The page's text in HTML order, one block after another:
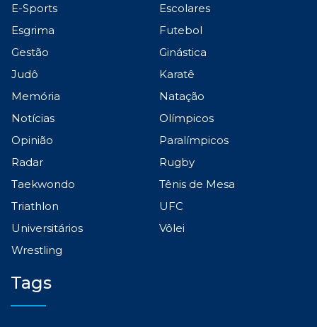
E-Sports
Escolares
Esgrima
Futebol
Gestão
Ginástica
Judô
Karatê
Memória
Natação
Notícias
Olímpicos
Opinião
Paralímpicos
Radar
Rugby
Taekwondo
Tênis de Mesa
Triathlon
UFC
Universitários
Vôlei
Wrestling
Tags